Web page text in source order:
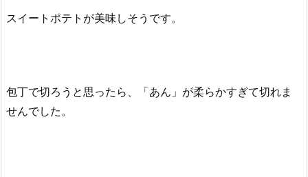
スイートポテトが美味しそうです。
包丁で切ろうと思ったら、「あん」が柔らかすぎて切れま
せんでした。